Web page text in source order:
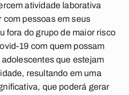
atividade laborativa
com pessoas em seus
fora do grupo de maior risco
19 com quem possam
que estejam
resultando em uma
que poderá gerar